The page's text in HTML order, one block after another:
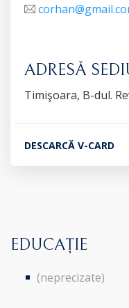
ADRESĂ
Timişoara, B-dul.
DESCARCĂ V-CARD
EDUCAȚIE
(neprecizate)